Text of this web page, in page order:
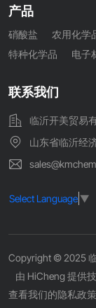
产品
硝酸盐 农用化学
特种化学品
电子
联系我们
临沂开美贸易
山东省临沂经
Select Language ▼
Copyright © 2025
由 HiCheng 提供
查看我们的隐私政策